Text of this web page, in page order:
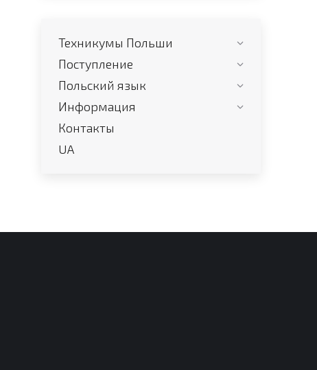
new
window
new
window
new
window
new
window
Техникумы Польши
Поступление
Польский язык
Информация
Контакты
UA